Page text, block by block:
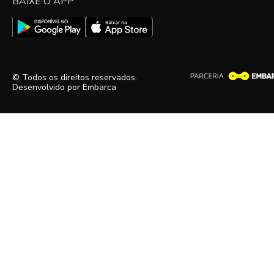
© Todos os direitos reservados.
Desenvolvido por Embarca